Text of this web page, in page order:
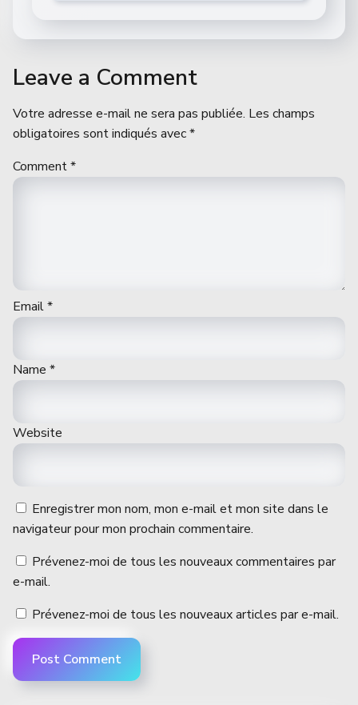
Leave a Comment
Votre adresse e-mail ne sera pas publiée. Les champs
obligatoires sont indiqués avec*
Comment*
Email*
Name *
Website
Enregistrer mon nom, mon e-mail et mon site dans le
navigateur pour mon prochain commentaire.
Prévenez-moi de tous les nouveaux commentaires par
e-mail.
Prévenez-moi de tous les nouveaux articles par e-mail.